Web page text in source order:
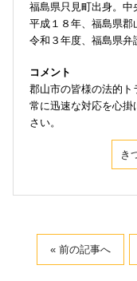
福島県只見町出身。中
平成１８年、福島県郡
令和３年度、福島県弁
コメント
郡山市の皆様の法的ト
常に迅速な対応を心
さい。
き
« 前の記事へ